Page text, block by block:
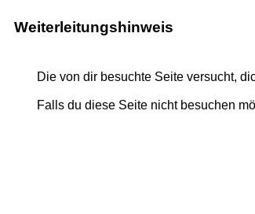
Weiterleitungshinweis
Die von dir besuchte Seite versucht,
Falls du diese Seite nicht besuchen